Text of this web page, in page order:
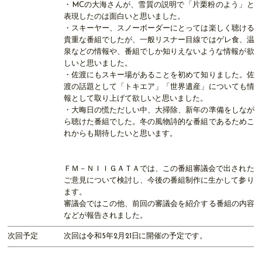
・MCの大海さんが、雪質の説明で「片栗粉のよう」と
表現したのは面白いと思いました。
・スキーヤー、スノーボーダーにとっては楽しく聴ける
貴重な番組でしたが、一般リスナー目線ではゲレ食、温
泉などの情報や、番組でしか知りえないような情報が欲
しいと思いました。
・佐渡にもスキー場があることを初めて知りました。佐
渡の話題として「トキエア」「世界遺産」についても情
報として取り上げて欲しいと思いました。
・大晦日の慌ただしい中、大掃除、新年の準備をしなが
ら聴けた番組でした。冬の風物詩的な番組であるためこ
れからも期待したいと思います。
ＦＭ－ＮＩＩＧＡＴＡでは、この番組審議会で出された
ご意見について検討し、今後の番組制作に生かして参り
ます。
審議会ではこの他、前回の審議会を紹介する番組の内容
などが報告されました。
次回予定 次回は令和5年2月21日に開催の予定です。